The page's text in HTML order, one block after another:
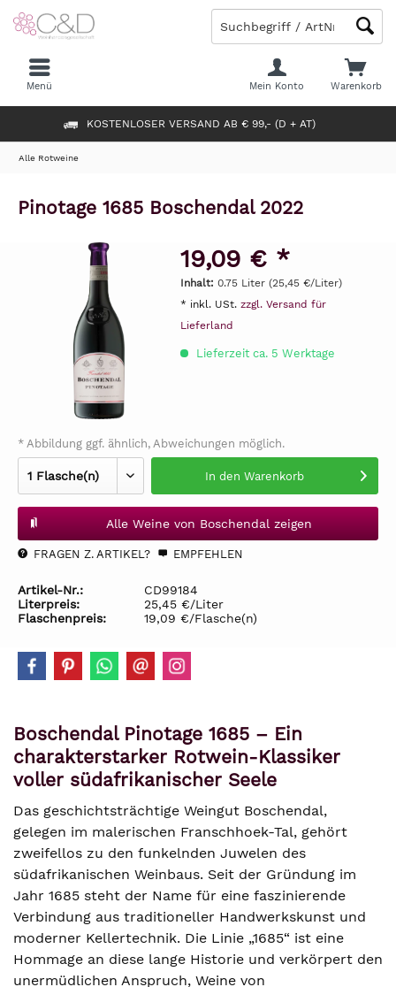
KOSTENLOSER VERSAND AB € 99,- (D + AT)
Warenkorb
Mein Konto
Menü
Alle Rotweine
Pinotage 1685 Boschendal 2022
19,09 € *
Inhalt: 0.75 Liter (25,45 €/Liter)
* inkl. USt. zzgl. Versand für
Lieferland
Lieferzeit ca. 5 Werktage
* Abbildung ggf. ähnlich, Abweichungen möglich.
In den Warenkorb
Alle Weine von Boschendal zeigen
FRAGEN Z. ARTIKEL? EMPFEHLEN
Artikel-Nr.:
CD99184
Literpreis:
25,45 €/Liter
Flaschenpreis:
19,09 €/Flasche(n)
Boschendal Pinotage 1685 – Ein
charakterstarker Rotwein-Klassiker
voller südafrikanischer Seele
Das geschichtsträchtige Weingut Boschendal,
gelegen im malerischen Franschhoek-Tal, gehört
zweifellos zu den funkelnden Juwelen des
südafrikanischen Weinbaus. Seit der Gründung im
Jahr 1685 steht der Name für eine faszinierende
Verbindung aus traditioneller Handwerkskunst und
moderner Kellertechnik. Die Linie „1685“ ist eine
Hommage an diese lange Historie und verkörpert den
unermüdlichen Anspruch, Weine von